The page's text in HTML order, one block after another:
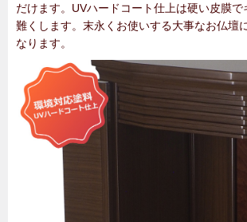
だけます。UVハードコート仕上は硬い皮膜で
難くします。末永くお使いする大事なお仏壇
なります。